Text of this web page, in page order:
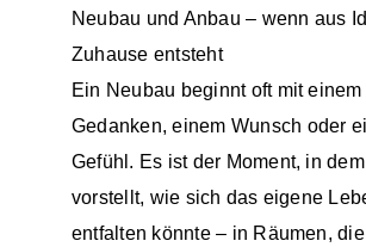
Neubau und Anbau – wenn aus
Zuhause entsteht
Ein Neubau beginnt oft mit einem
Gedanken, einem Wunsch oder
Gefühl. Es ist der Moment, in
vorstellt, wie sich das eigene
entfalten könnte – in Räumen,